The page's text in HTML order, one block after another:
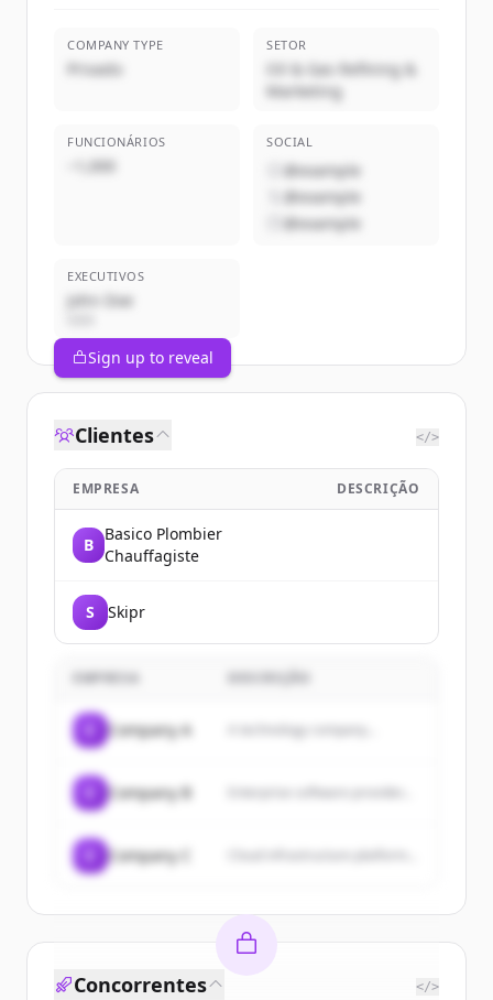
COMPANY TYPE
Privado
SETOR
Oil & Gas Refining &
Marketing
FUNCIONÁRIOS
~1,000
SOCIAL
@example
@example
@example
EXECUTIVOS
John Doe
Sign up to reveal
Clientes </>
EMPRESA DESCRIÇÃO
B
Basico Plombier
Chauffagiste
S Skipr
EMPRESA
Company A A technology company...
Company B
Company C
Concorrentes </>